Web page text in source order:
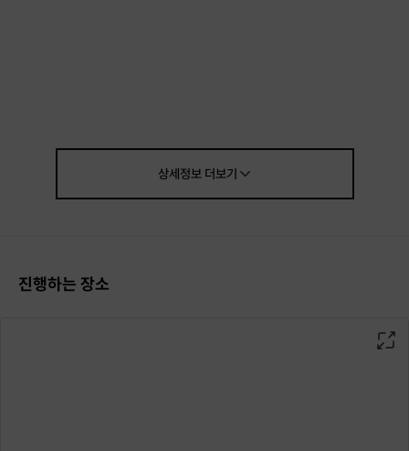
상세정보더보기
진행하는 장소